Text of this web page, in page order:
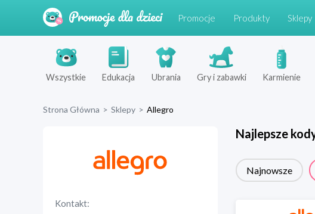
Promocje Produkty Sklepy
Wszystkie Edukacja Ubrania Gry i zabawki Karmienie
Strona Główna > Sklepy > Allegro
Kontakt:
Najlepsze
Najnowsze